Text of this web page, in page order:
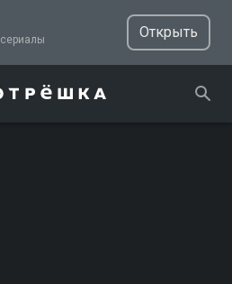
ТВ, фильмы и сериалы
Открыть